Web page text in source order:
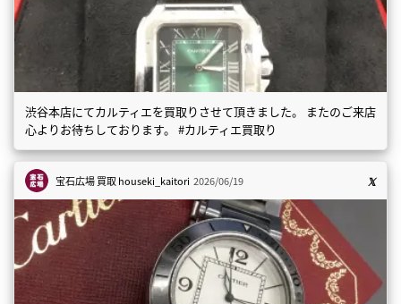
渋谷本店にてカルティエを買取りさせて頂きました。 またのご来店
心よりお待ちしております。 #カルティエ買取り
宝石広場 買取houseki_kaitori 2026/06/19